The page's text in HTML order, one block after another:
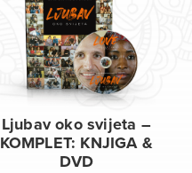
Ljubav oko svijeta –
KOMPLET: KNJIGA &
DVD